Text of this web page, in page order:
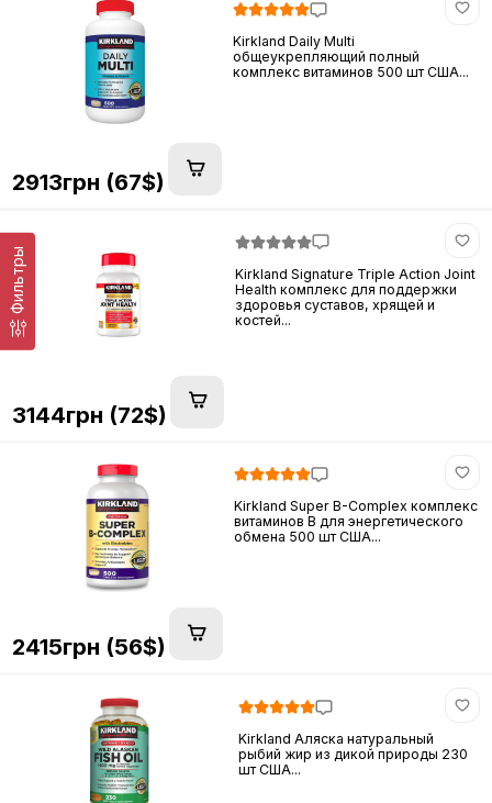
Фильтры
Kirkland Daily Multi
общеукрепляющий полный
комплекс витаминов 500 шт США...
2913грн (67$)
Kirkland Signature Triple Action Joint
Health комплекс для поддержки
здоровья суставов, хрящей и
костей...
3144грн (72$)
Kirkland Super B-Complex комплекс
витаминов B для энергетического
обмена 500 шт США...
2415грн (56$)
Kirkland Аляска натуральный
рыбий жир из дикой природы 230
шт США...